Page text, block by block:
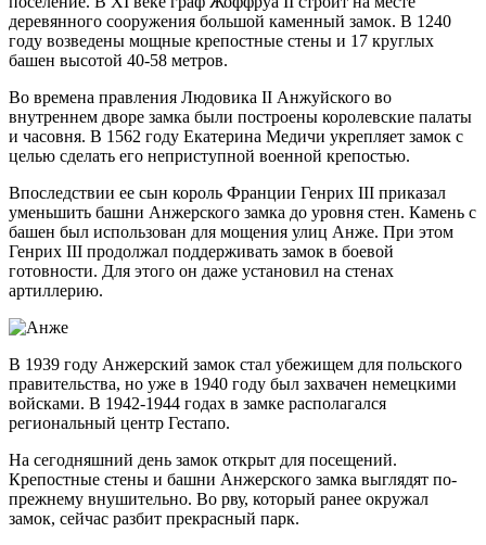
деревянного сооружения большой каменный замок. В 1240
году возведены мощные крепостные стены и 17 круглых
башен высотой 40-58 метров.
Во времена правления Людовика II Анжуйского во
внутреннем дворе замка были построены королевские палаты
и часовня. В 1562 году Екатерина Медичи укрепляет замок с
целью сделать его неприступной военной крепостью.
Впоследствии ее сын король Франции Генрих III приказал
уменьшить башни Анжерского замка до уровня стен. Камень с
башен был использован для мощения улиц Анже. При этом
Генрих III продолжал поддерживать замок в боевой
готовности. Для этого он даже установил на стенах
артиллерию.
В 1939 году Анжерский замок стал убежищем для польского
правительства, но уже в 1940 году был захвачен немецкими
войсками. В 1942-1944 годах в замке располагался
региональный центр Гестапо.
На сегодняшний день замок открыт для посещений.
Крепостные стены и башни Анжерского замка выглядят по-
прежнему внушительно. Во рву, который ранее окружал
замок, сейчас разбит прекрасный парк.